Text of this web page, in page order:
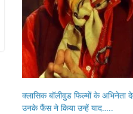
क्लासिक बॉलीवुड फिल्मों के अभिनेता
उनके फैंस ने किया उन्हें याद…..